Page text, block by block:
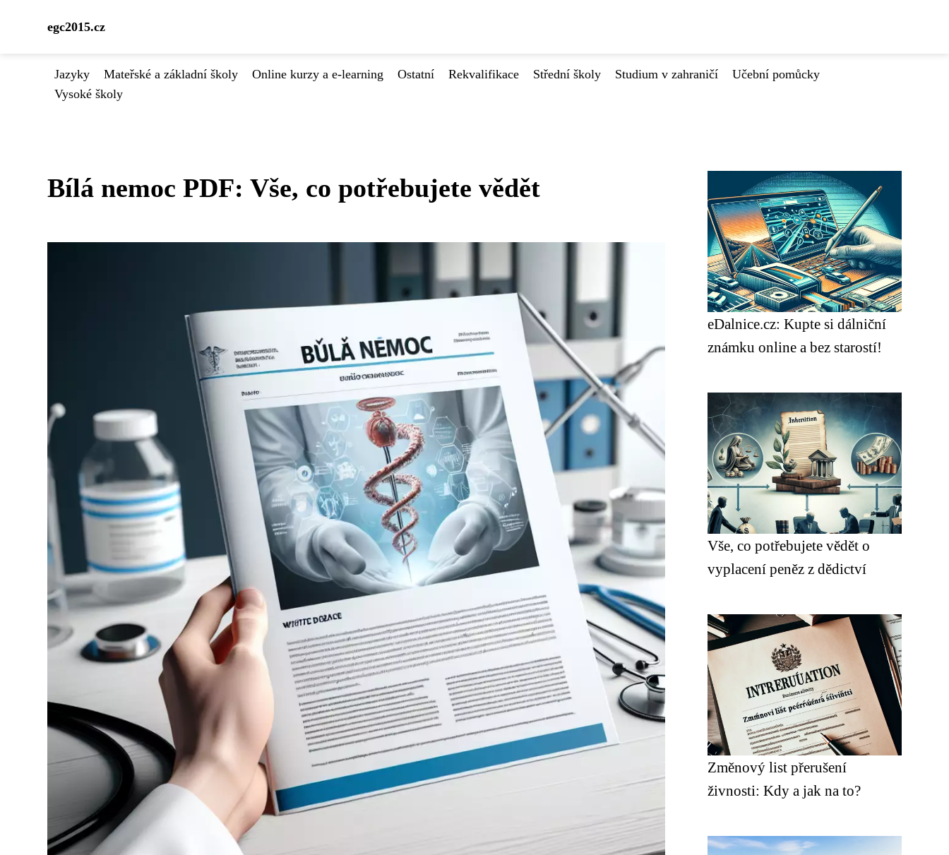
egc2015.cz
Jazyky Mateřské a základní školy Online kurzy a e-learning Ostatní Rekvalifikace Střední školy Studium v zahraničí
Učební pomůcky
Vysoké školy
Bílá nemoc PDF: Vše, co potřebujete vědět
eDalnice.cz: Kupte si dálniční
známku online a bez starostí!
Vše, co potřebujete vědět o
vyplacení peněz z dědictví
Změnový list přerušení
živnosti: Kdy a jak na to?